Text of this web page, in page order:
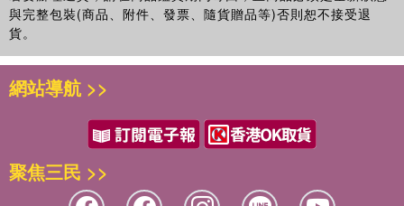
與完整包裝(商品、附件、發票、隨貨贈品等)否則恕不接受退
貨。
網站導航 >>
聚焦三民 >>